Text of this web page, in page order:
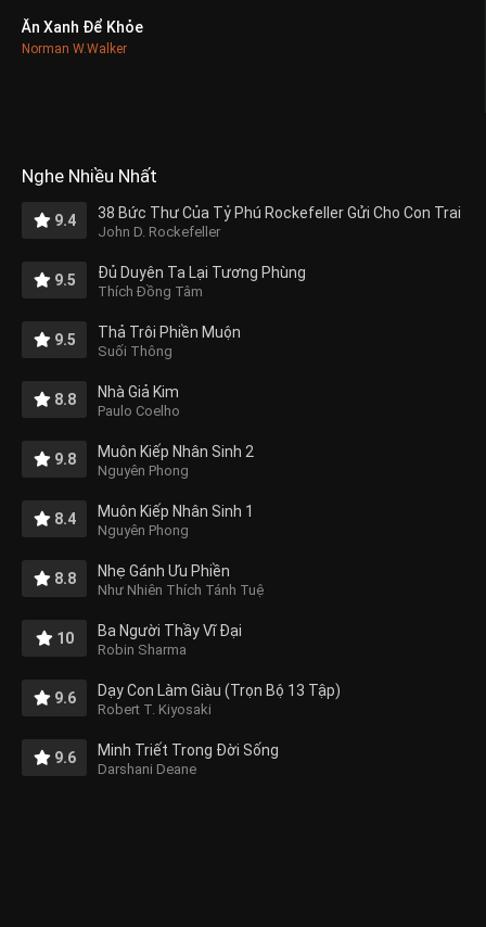
Ăn Xanh Để Khỏe
Norman W.Walker
Nghe Nhiều Nhất
9.4 38 Bức Thư Của Tỷ Phú Rockefeller Gửi Cho Con Trai
John D. Rockefeller
9.5 Đủ Duyên Ta Lại Tương Phùng
Thích Đồng Tâm
9.5 Thả Trôi Phiền Muộn
Suối Thông
8.8 Nhà Giả Kim
Paulo Coelho
9.8 Muôn Kiếp Nhân Sinh 2
Nguyên Phong
8.4 Muôn Kiếp Nhân Sinh 1
Nguyên Phong
8.8 Nhẹ Gánh Ưu Phiền
Như Nhiên Thích Tánh Tuệ
10 Ba Người Thầy Vĩ Đại
Robin Sharma
9.6 Dạy Con Làm Giàu (Trọn Bộ 13 Tập)
Robert T. Kiyosaki
9.6 Minh Triết Trong Đời Sống
Darshani Deane